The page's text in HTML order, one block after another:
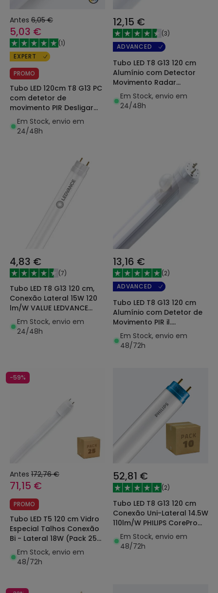
Antes 6,05 €
5,03 €
(1)
EXPERT
PROMO
Tubo LED 120cm T8 G13 PC
com detetor de
movimento PIR Desligar
total Conexão unilateral
18W 140lm/W
Em Stock, envio em
24/48h
12,15 €
(3)
ADVANCED
Tubo LED T8 G13 120 cm
Alumínio com Detector
Movimento Radar
Apagado Total Conexão
Uni-Lateral 18W 100lm/w
Em Stock, envio em
24/48h
4,83 €
(7)
Tubo LED T8 G13 120 cm,
Conexão Lateral 15W 120
lm/W VALUE LEDVANCE
4099854434648
Em Stock, envio em
24/48h
13,16 €
(2)
ADVANCED
Tubo LED T8 G13 120 cm
Alumínio com Detetor de
Movimento PIR il.
Segurança Conexão Uni-
Lateral 18W 100lm/W
Em Stock, envio em
48/72h
-59%
Antes 172,76 €
71,15 €
PROMO
Tubo LED T5 120 cm Vidro
Especial Talhos Conexão
Bi - Lateral 18W (Pack 25
un)
Em Stock, envio em
48/72h
52,81 €
(2)
Tubo LED T8 G13 120 cm
Conexão Uni-Lateral 14.5W
110lm/W PHILIPS CorePro
(Pack 10un) 929003519802
Em Stock, envio em
48/72h